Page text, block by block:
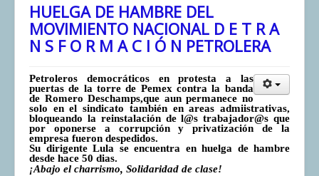
HUELGA DE HAMBRE DEL
MOVIMIENTO NACIONAL D E T R A
N S F O R M A C I Ó N PETROLERA
Petroleros democráticos en protesta a las
puertas de la torre de Pemex contra la banda
de Romero Deschamps,que aun permanece no
solo en el sindicato también en areas admiistrativas,
bloqueando la reinstalación de l@s trabajador@s que
por oponerse a corrupción y privatización de la
empresa fueron despedidos.
Su dirigente Lula se encuentra en huelga de hambre
desde hace 50 dias.
¡Abajo el charrismo, Solidaridad de clase!